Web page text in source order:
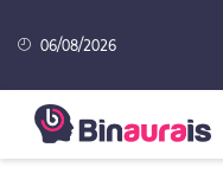
06/08/2026